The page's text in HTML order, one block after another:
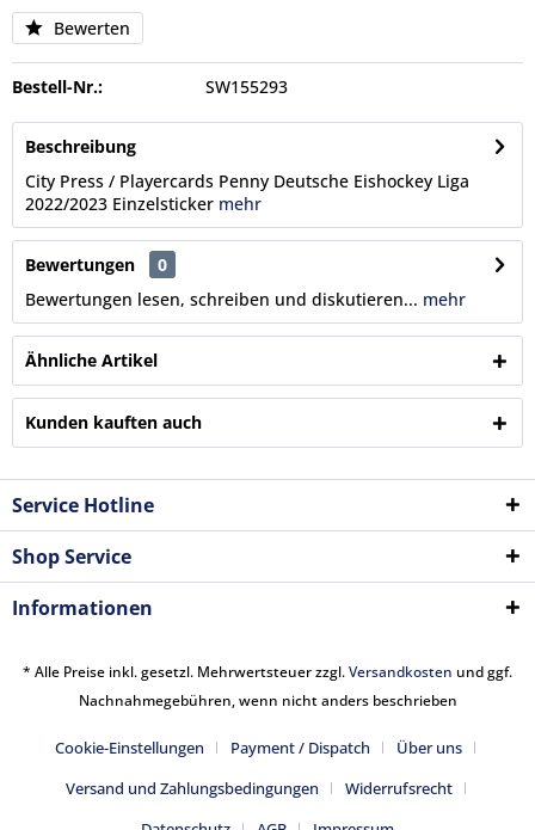
Bewerten
Bestell-Nr.: SW155293
Beschreibung
City Press / Playercards Penny Deutsche Eishockey Liga
2022/2023 Einzelsticker mehr
Bewertungen
0
Bewertungen lesen, schreiben und diskutieren... mehr
Ähnliche Artikel
Kunden kauften auch
Service Hotline
Shop Service
Informationen
* Alle Preise inkl. gesetzl. Mehrwertsteuer zzgl.Versandkosten und ggf.
Nachnahmegebühren, wenn nicht anders beschrieben
Cookie-Einstellungen Payment / Dispatch
Über uns
Versand und Zahlungsbedingungen
Widerrufsrecht